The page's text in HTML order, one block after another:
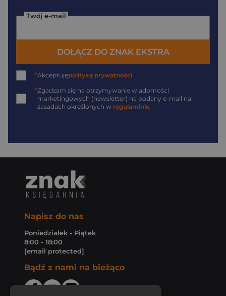
Twój e-mail
DOŁĄCZ DO ZNAK EKSTRA
*Akceptujępolitykę prywatności
*Zgadzam się na otrzymywanie wiadomości
marketingowych (newsletter) na podany e-mail na
zasadach określonych w regulaminie.
Napisz do nas
Poniedziałek - Piątek
8:00 - 18:00
[email protected]
Bądź z nami na bieżąco